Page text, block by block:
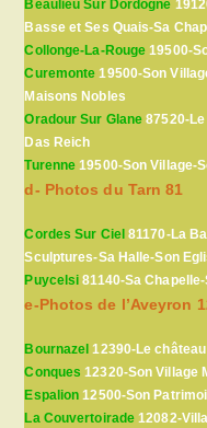
Beaulieu Sur Dordogne
Basse et Ses Quais-Sa
Collonge-La-Rouge 19500-
Curemonte 19500-Son
Maisons Nobles
Oradour Sur Glane 87520-
Das Reich
Turenne 19500-Son Village-
d- Photos du Tarn 81
Cordes Sur Ciel 81170-La
Sculptures-Sa Halle-Son
Puycelsi 81140-Sa
e-Photos de l’Aveyron
Bournazel 12390-Le château
Conques 12320-Son Village
Espalion 12500-Son
La Couvertoirade 12082-